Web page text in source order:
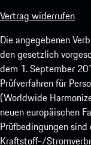
Vertrag widerrufen
Die angegebenen
den gesetzlich
dem 1. September
Prüfverfahren für
(Worldwide
neuen europäischen
Prüfbedingungen
Kraftstoff-/